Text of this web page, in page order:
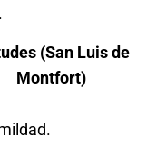
(San Luis de
Montfort)